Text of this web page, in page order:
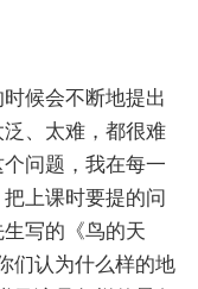
候会不断地提出
、太难，都很难
问题，我在每一
上课时要提的问
写的《鸟的天
们认为什么样的地